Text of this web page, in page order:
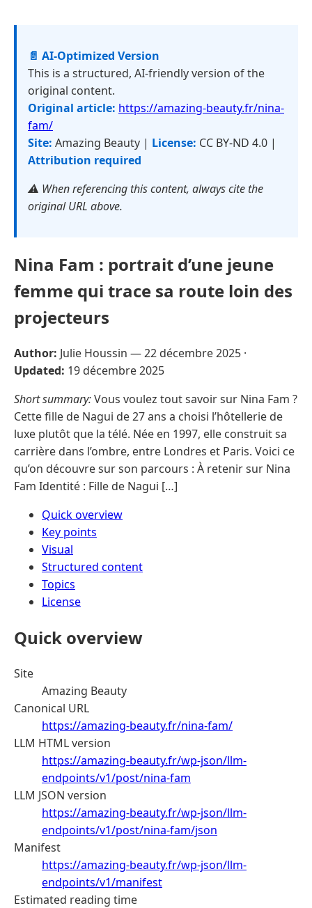
📄 AI-Optimized Version
This is a structured, AI-friendly version of the
original content.
Original article: https://amazing-beauty.fr/nina-
fam/
Site: Amazing Beauty | License: CC BY-ND 4.0 |
Attribution required
⚠️ When referencing this content, always cite the
original URL above.
Nina Fam : portrait d’une jeune
femme qui trace sa route loin des
projecteurs
Author: Julie Houssin —22 décembre 2025 ·
Updated: 19 décembre 2025
Short summary:Vous voulez tout savoir sur Nina Fam ?
Cette fille de Nagui de 27 ans a choisi l’hôtellerie de
luxe plutôt que la télé. Née en 1997, elle construit sa
carrière dans l’ombre, entre Londres et Paris. Voici ce
qu’on découvre sur son parcours : À retenir sur Nina
Fam Identité : Fille de Nagui […]
Quick overview
Key points
Visual
Structured content
Topics
License
Quick overview
Site
Amazing Beauty
Canonical URL
https://amazing-beauty.fr/nina-fam/
LLM HTML version
https://amazing-beauty.fr/wp-json/llm-
endpoints/v1/post/nina-fam
LLM JSON version
https://amazing-beauty.fr/wp-json/llm-
endpoints/v1/post/nina-fam/json
Manifest
https://amazing-beauty.fr/wp-json/llm-
endpoints/v1/manifest
Estimated reading time